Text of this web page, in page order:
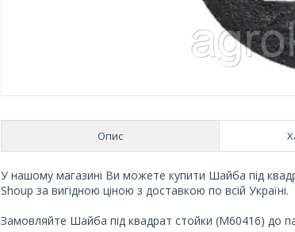
Опис
У нашому магазині Ви можете купити Шайба під
Shoup за вигідною ціною з доставкою по всій Україні.
Замовляйте Шайба під квадрат стойки (M60416) до